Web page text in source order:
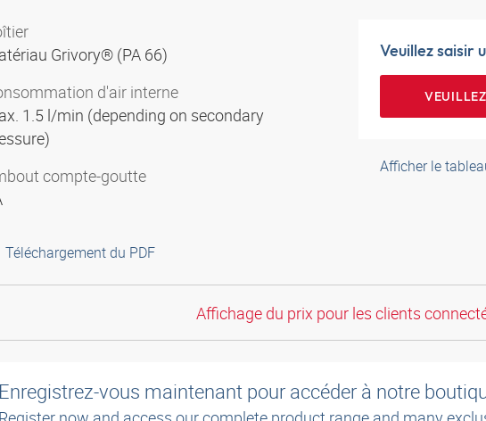
Grivory® (PA 66)
d'air interne
1.5 l/min (depending on secondary
compte-goutte
Téléchargement du PDF
Veuillez saisir
Afficher le
Affichage du prix pour les clients
Enregistrez-vous maintenant pour accéder à notre